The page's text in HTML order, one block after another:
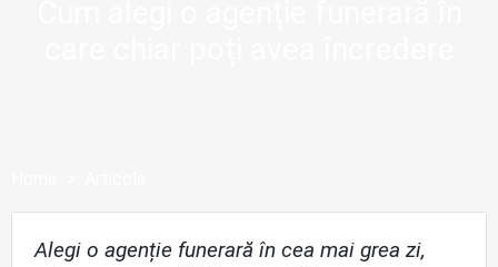
Alegi o agenție funerară în cea mai grea zi,